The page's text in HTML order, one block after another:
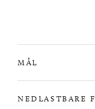
MÅL
NEDLASTBARE